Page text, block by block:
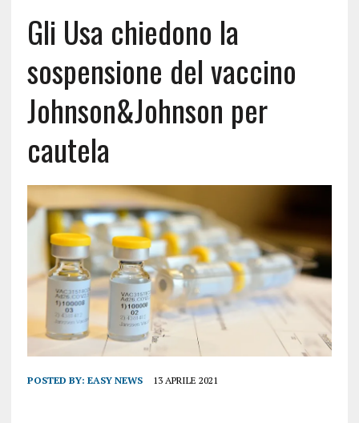
Gli Usa chiedono la
sospensione del vaccino
Johnson&Johnson per
cautela
POSTED BY: EASY NEWS 13 APRILE 2021